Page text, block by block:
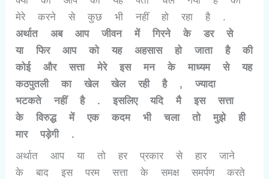
मेरे करने से कुछ भी नहीं हो रहा है .
अर्थात अब आप जीवन में गिरने के डर से
या फिर आप को यह अहसास हो जाता है की
कोई और सत्ता मेरे इस मन के माध्यम से यह
कठपुतली का खेल खेल रही है ,ज्यादा
भटकते नहीं है . इसलिए यदि मै इस सत्ता
के विरुद्ध में एक कदम भी चला तो मुझे ही
मार पड़ेगी .
अर्थात आप या तो हर प्रकार से हार जाने
के बाद इस परम सत्ता के समक्ष समर्पण करते